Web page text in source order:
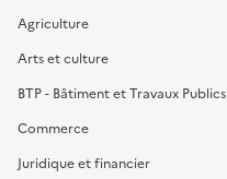
Agriculture
Arts et culture
BTP - Bâtiment et Travaux Publics
Commerce
Juridique et financier